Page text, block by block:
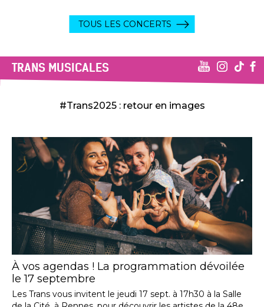
TOUS LES CONCERTS
TRANS MUSICALES
#Trans2025 : retour en images
À vos agendas ! La programmation dévoilée
le 17 septembre
Les Trans vous invitent le jeudi 17 sept. à 17h30 à la Salle